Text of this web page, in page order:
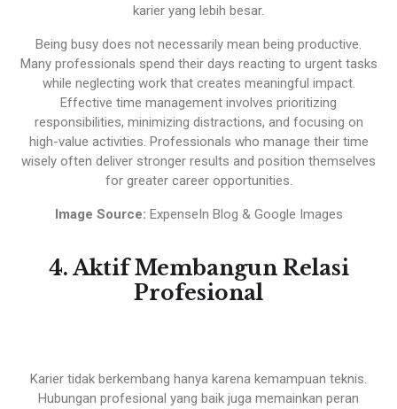
karier yang lebih besar.
Being busy does not necessarily mean being productive.
Many professionals spend their days reacting to urgent tasks
while neglecting work that creates meaningful impact.
Effective time management involves prioritizing
responsibilities, minimizing distractions, and focusing on
high-value activities. Professionals who manage their time
wisely often deliver stronger results and position themselves
for greater career opportunities.
Image Source: ExpenseIn Blog & Google Images
4. Aktif Membangun Relasi
Profesional
Karier tidak berkembang hanya karena kemampuan teknis.
Hubungan profesional yang baik juga memainkan peran